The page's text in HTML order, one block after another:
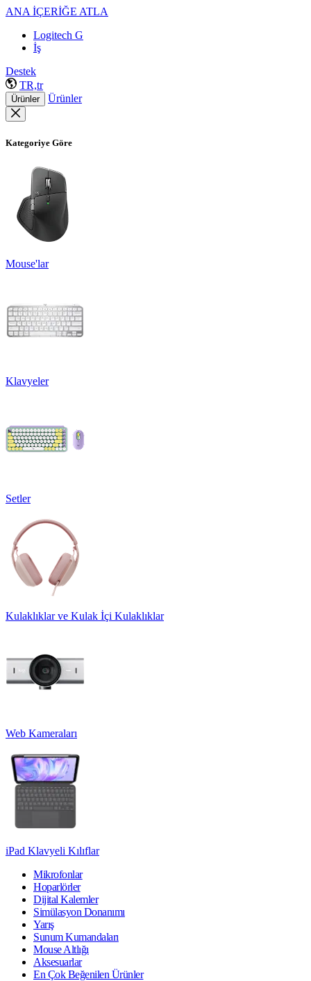
ANA İÇERİĞE ATLA
Logitech G
İş
Destek
TR,tr
Ürünler Ürünler
Kategoriye Göre
Mouse'lar
Klavyeler
Setler
Kulaklıklar ve Kulak İçi Kulaklıklar
Web Kameraları
iPad Klavyeli Kılıflar
Mikrofonlar
Hoparlörler
Dijital Kalemler
Simülasyon Donanımı
Yarış
Sunum Kumandaları
Mouse Altlığı
Aksesuarlar
En Çok Beğenilen Ürünler